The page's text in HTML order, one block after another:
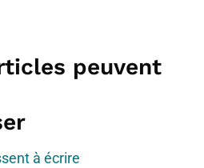
peuvent
à écrire